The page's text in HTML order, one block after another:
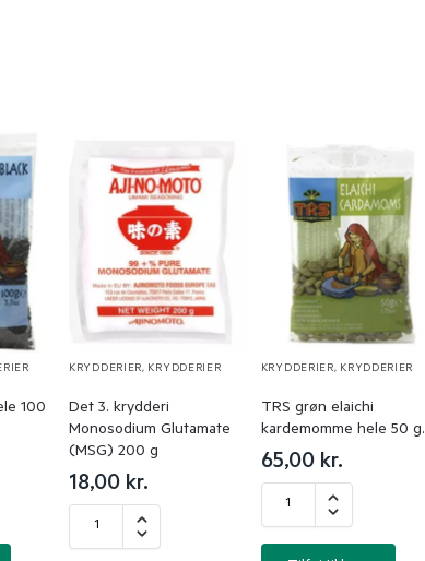
100
KRYDDERIER, KRYDDERIER
Det 3. krydderi
Monosodium Glutamate
(MSG) 200 g
18,00 kr.
KRYDDERIER, KRYDDERIER
TRS grøn elaichi
kardemomme hele 50 g.
65,00 kr.